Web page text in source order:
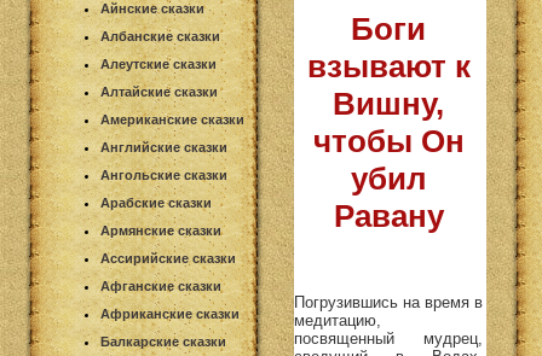
Айнские сказки
Албанские сказки
Алеутские сказки
Алтайские сказки
Американские сказки
Английские сказки
Ангольские сказки
Арабские сказки
Армянские сказки
Ассирийские сказки
Афганские сказки
Африканские сказки
Балкарские сказки
Боги
взывают к
Вишну,
чтобы Он
убил
Равану
Погрузившись на время в
медитацию,
посвященный мудрец,